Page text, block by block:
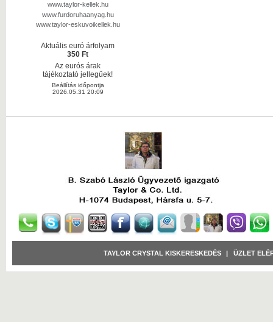
www.taylor-kellek.hu
www.furdoruhaanyag.hu
www.taylor-eskuvoikellek.hu
Aktuális euró árfolyam
350 Ft
Az eurós árak
tájékoztató jellegűek!
Beállítás időpontja
2026.05.31 20:09
TAYLOR CRYSTAL KISKERESKEDÉS ÜZLET